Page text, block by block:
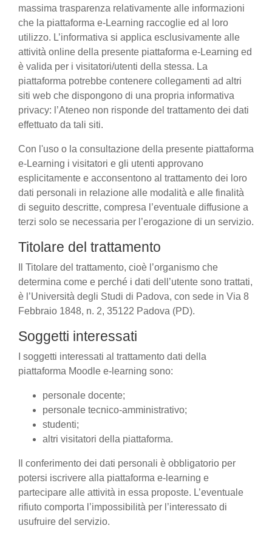
massima trasparenza relativamente alle informazioni
che la piattaforma e-Learning raccoglie ed al loro
utilizzo. L’informativa si applica esclusivamente alle
attività online della presente piattaforma e-Learning ed
è valida per i visitatori/utenti della stessa. La
piattaforma potrebbe contenere collegamenti ad altri
siti web che dispongono di una propria informativa
privacy: l’Ateneo non risponde del trattamento dei dati
effettuato da tali siti.
Con l'uso o la consultazione della presente piattaforma
e-Learning i visitatori e gli utenti approvano
esplicitamente e acconsentono al trattamento dei loro
dati personali in relazione alle modalità e alle finalità
di seguito descritte, compresa l’eventuale diffusione a
terzi solo se necessaria per l’erogazione di un servizio.
Titolare del trattamento
Il Titolare del trattamento, cioè l’organismo che
determina come e perché i dati dell’utente sono trattati,
è l’Università degli Studi di Padova, con sede in Via 8
Febbraio 1848, n. 2, 35122 Padova (PD).
Soggetti interessati
I soggetti interessati al trattamento dati della
piattaforma Moodle e-learning sono:
personale docente;
personale tecnico-amministrativo;
studenti;
altri visitatori della piattaforma.
Il conferimento dei dati personali è obbligatorio per
potersi iscrivere alla piattaforma e-learning e
partecipare alle attività in essa proposte. L’eventuale
rifiuto comporta l’impossibilità per l’interessato di
usufruire del servizio.